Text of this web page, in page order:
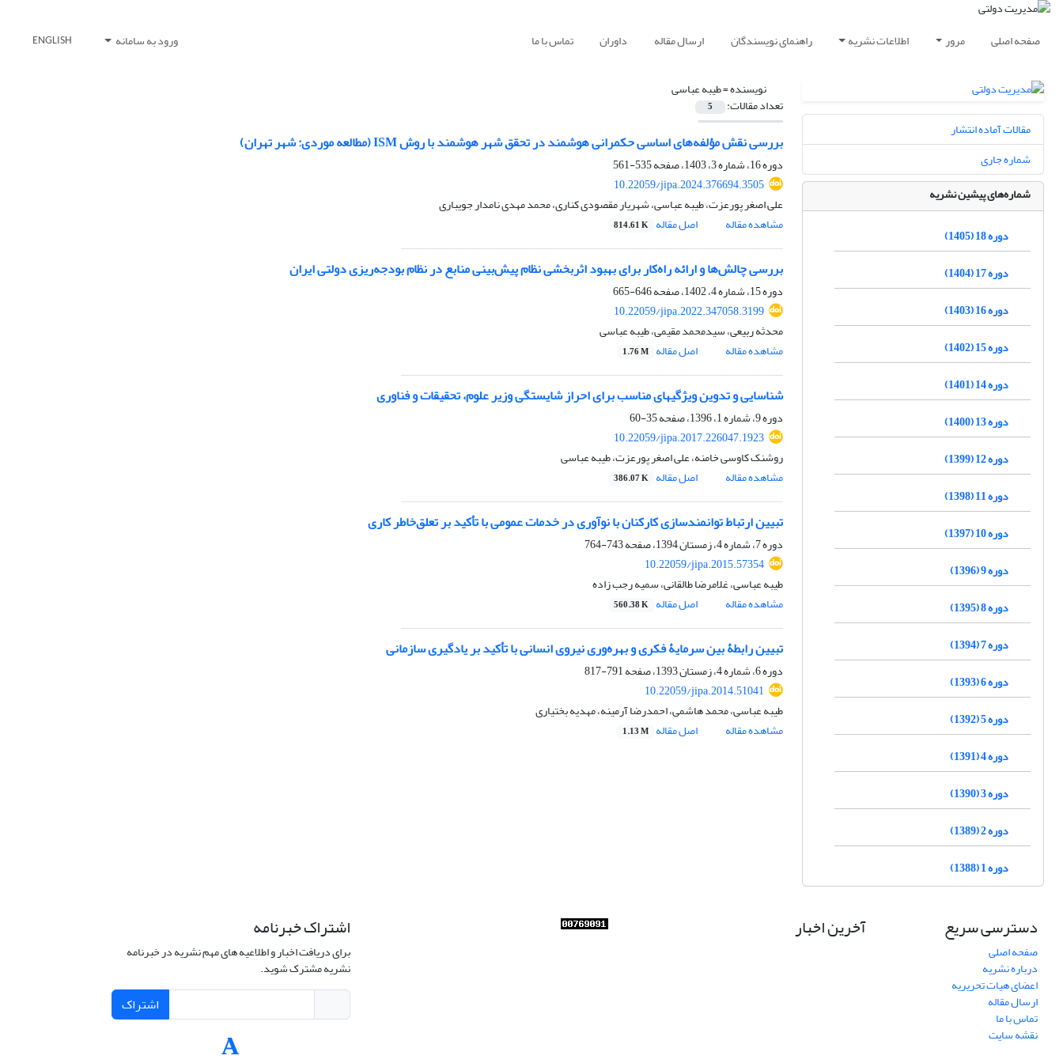
صفحه اصلی مرور اطلاعات نشریه راهنمای نویسندگان ارسال مقاله داوران تماس با ما ورود به سامانه ENGLISH
نویسنده =طیبه عباسی
تعداد مقالات: 5
بررسی نقش مؤلفه‌های اساسی حکمرانی هوشمند در تحقق شهر هوشمند با روش ISM (مطالعه موردی: شهر تهران)
دوره 16، شماره 3، 1403، صفحه
535-561
10.22059/jipa.2024.376694.3505
علی اصغر پورعزت، طیبه عباسی، شهریار مقصودی کناری، محمد مهدی نامدار جویباری
مشاهده مقاله
اصل مقاله 814.61 K
بررسی چالش‌ها و ارائه راه‌کار برای بهبود اثربخشی نظام پیش‌بینی منابع در نظام بودجه‌ریزی دولتی ایران
دوره 15، شماره 4، 1402، صفحه
646-665
10.22059/jipa.2022.347058.3199
محدثه ربیعی، سیدمحمد مقیمی، طیبه عباسی
مشاهده مقاله
اصل مقاله 1.76 M
شناسایی و تدوین ویژگی‎های مناسب برای احراز شایستگی وزیر علوم، تحقیقات و فناوری
دوره 9، شماره 1، 1396، صفحه
35-60
10.22059/jipa.2017.226047.1923
روشنک کاوسی خامنه، علی اصغر پورعزت، طیبه عباسی
مشاهده مقاله
اصل مقاله 386.07 K
تبیین ارتباط توانمندسازی کارکنان با نوآوری در خدمات عمومی با تأکید بر تعلق‌خاطر کاری
دوره 7، شماره 4، زمستان 1394، صفحه
743-764
10.22059/jipa.2015.57354
طیبه عباسی، غلامرضا طالقانی، سمیه رجب زاده
مشاهده مقاله
اصل مقاله 560.38 K
تبیین رابطۀ بین سرمایۀ فکری و بهره‌وری نیروی انسانی با تأکید بر یادگیری سازمانی
دوره 6، شماره 4، زمستان 1393، صفحه
791-817
10.22059/jipa.2014.51041
طیبه عباسی، محمد هاشمی، احمدرضا آرمینه، مهدیه بختیاری
مشاهده مقاله
اصل مقاله 1.13 M
مقالات آماده انتشار
شماره جاری
شماره‌های پیشین نشریه
دوره 18 (1405)
دوره 17 (1404)
دوره 16 (1403)
دوره 15 (1402)
دوره 14 (1401)
دوره 13 (1400)
دوره 12 (1399)
دوره 11 (1398)
دوره 10 (1397)
دوره 9 (1396)
دوره 8 (1395)
دوره 7 (1394)
دوره 6 (1393)
دوره 5 (1392)
دوره 4 (1391)
دوره 3 (1390)
دوره 2 (1389)
دوره 1 (1388)
دسترسی سریع
صفحه اصلی
درباره نشریه
اعضای هیات تحریریه
ارسال مقاله
تماس با ما
نقشه سایت
آخرین اخبار اشتراک خبرنامه
برای دریافت اخبار و اطلاعیه های مهم نشریه در خبرنامه
نشریه مشترک شوید.
اشتراک